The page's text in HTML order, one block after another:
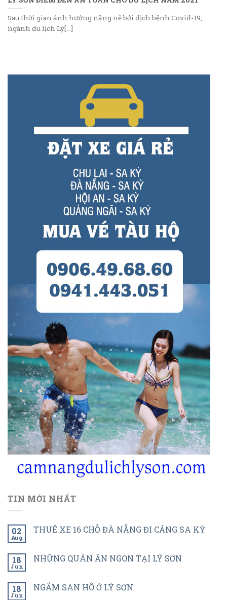
Sau thời gian ảnh hưởng nặng nề bởi dịch bệnh Covid-19,
ngành du lịch Lý[...]
TIN MỚI NHẤT
02
Aug
THUÊ XE 16 CHỖ ĐÀ NẴNG ĐI CẢNG SA KỲ
18
Jun
NHỮNG QUÁN ĂN NGON TẠI LÝ SƠN
18
Jun
NGẮM SAN HÔ Ở LÝ SƠN